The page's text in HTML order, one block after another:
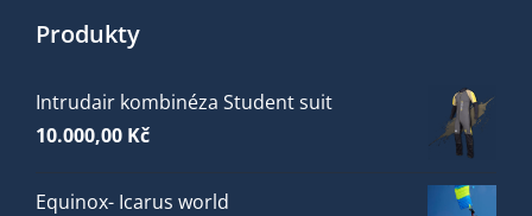
Produkty
Intrudair kombinéza Student suit
10.000,00 Kč
Equinox- Icarus world